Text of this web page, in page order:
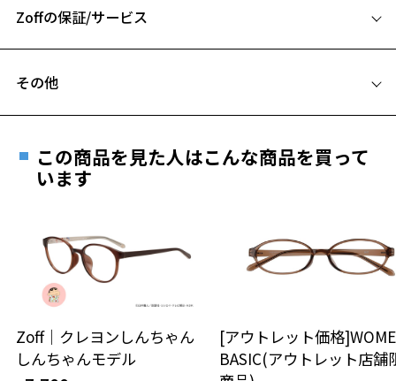
お気に入りに追加済です。
B ブリッジ(鼻部分)の横幅：20mm
仕上がり寸法
フレームとレンズの合計料金を知りたい方へ
Zoffの保証/サービス
安心1 フレーム１年間品質保証
きます。
※保証期間内に交換が行われた場合、保証期間は初期の期間から
延長されません。
安心2 視力測定無料
視力の変化を早めに発見するために、定期的な視
その他
ご希望のお客さまは、「レンズ交換券」をお選びのうえ、
最寄りのZoff実店舗にてレンズをお買い求めください。
※サングラスやパッケージ品では「レンズ交換券」はお選び
談ください。
＜メガネの度数情報がわからない方へ＞
オンラインストアでフレームのみ購入して、
実店舗で度付きにできます
この商品を見た人はこんな商品を買って
います
Zoff｜クレヨンしんちゃん
しんちゃんモデル
[アウトレット価格
BASIC(アウトレット店舗